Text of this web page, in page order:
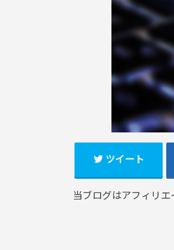
ツイート
当ブログはアフィリエ